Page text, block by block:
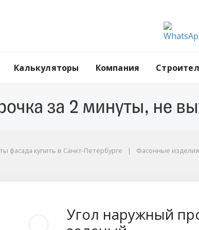
Калькуляторы Компания
фасада купить в Санкт-Петербурге Фасонные
Угол наружный